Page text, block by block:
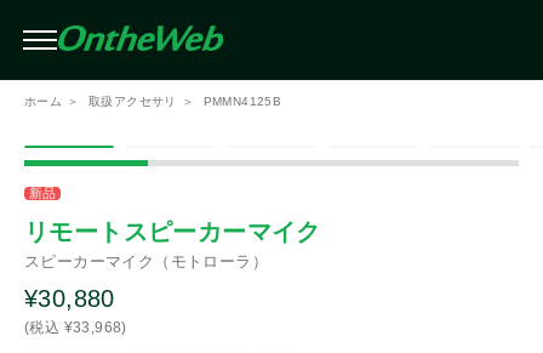
ホーム 取扱アクセサリ PMMN4125B
新品
リモートスピーカーマイク
スピーカーマイク（モトローラ）
¥30,880
(税込 ¥33,968)
メーカー
アイコム
モトローラ